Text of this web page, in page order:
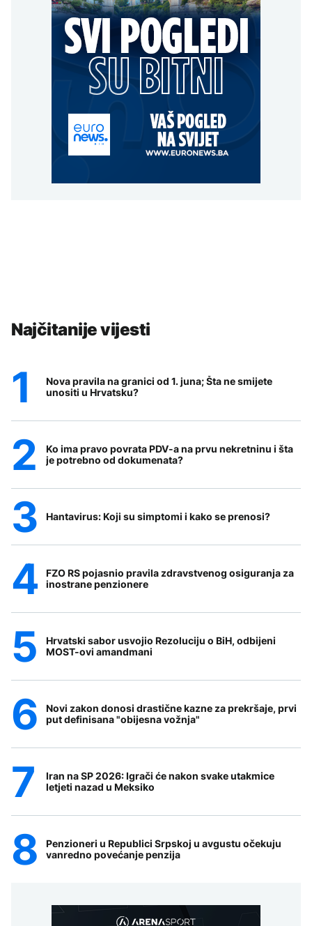
Najčitanije vijesti
Nova pravila na granici od 1. juna; Šta ne smijete
unositi u Hrvatsku?
Ko ima pravo povrata PDV-a na prvu nekretninu i šta
je potrebno od dokumenata?
Hantavirus: Koji su simptomi i kako se prenosi?
FZO RS pojasnio pravila zdravstvenog osiguranja za
inostrane penzionere
Hrvatski sabor usvojio Rezoluciju o BiH, odbijeni
MOST-ovi amandmani
Novi zakon donosi drastične kazne za prekršaje, prvi
put definisana "obijesna vožnja"
Iran na SP 2026: Igrači će nakon svake utakmice
letjeti nazad u Meksiko
Penzioneri u Republici Srpskoj u avgustu očekuju
vanredno povećanje penzija